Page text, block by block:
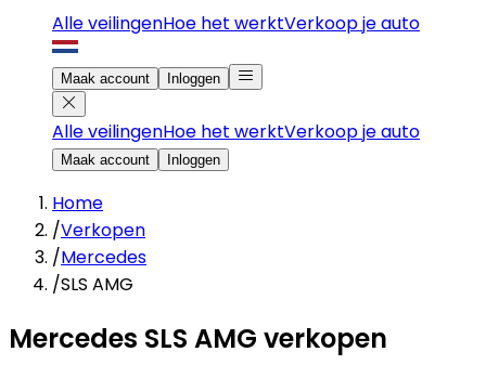
Alle veilingenHoe het werktVerkoop je auto
Maak account Inloggen
Alle veilingenHoe het werktVerkoop je auto
Maak account Inloggen
Home
/Verkopen
/Mercedes
/SLS AMG
Mercedes SLS AMG verkopen